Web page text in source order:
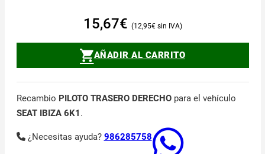
15,67€ 12,95€
AÑADIR AL CARRITO
Recambio PILOTO TRASERO DERECHOpara el vehículo
SEAT IBIZA 6K1 .
¿Necesitas ayuda? 986285758